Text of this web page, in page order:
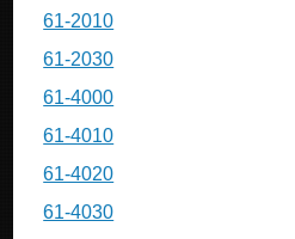
61-2010
61-2030
61-4000
61-4010
61-4020
61-4030